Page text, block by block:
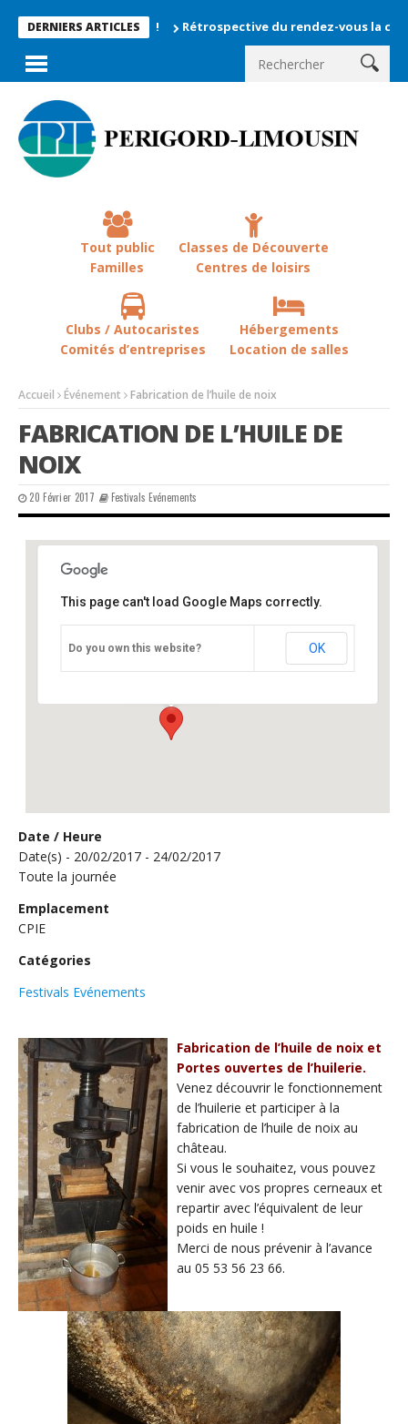
DERNIERS ARTICLESRétrospective du rendez-vous la chevêche
Tout public
Familles
Classes de Découverte
Centres de loisirs
Clubs / Autocaristes
Comités d’entreprises
Hébergements
Location de salles
Accueil Événement Fabrication de l’huile de noix
FABRICATION DE L’HUILE DE
NOIX
20 Février 2017 Festivals Evénements
CPIE
Événements
This page can't load Google Maps correctly.
Do you own this website? OK
Date / Heure
Date(s) - 20/02/2017 - 24/02/2017
Toute la journée
Emplacement
CPIE
Catégories
Festivals Evénements
Fabrication de l’huile de noix et
Portes ouvertes de l’huilerie.
Venez découvrir le fonctionnement
de l’huilerie et participer à la
fabrication de l’huile de noix au
château.
Si vous le souhaitez, vous pouvez
venir avec vos propres cerneaux et
repartir avec l’équivalent de leur
poids en huile !
Merci de nous prévenir à l’avance
au 05 53 56 23 66.